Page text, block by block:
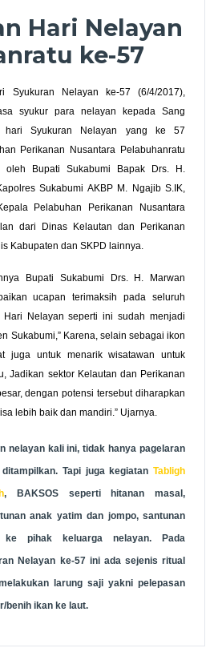
Hari Nelayan
ke-57
Syukuran Nelayan ke-57 (6/4/2017),
syukur para nelayan kepada Sang
hari Syukuran Nelayan yang ke 57
Perikanan Nusantara Pelabuhanratu
oleh Bupati Sukabumi Bapak Drs. H.
Sukabumi AKBP M. Ngajib S.IK,
Pelabuhan Perikanan Nusantara
dari Dinas Kelautan dan Perikanan
Kabupaten dan SKPD lainnya.
Bupati Sukabumi Drs. H. Marwan
ucapan terimaksih pada seluruh
Hari Nelayan seperti ini sudah menjadi
Sukabumi,” Karena, selain sebagai ikon
juga untuk menarik wisatawan untuk
Jadikan sektor Kelautan dan Perikanan
dengan potensi tersebut diharapkan
lebih baik dan mandiri.” Ujarnya.
nelayan kali ini, tidak hanya pagelaran
Tapi juga kegiatan Tabligh
, BAKSOS seperti hitanan masal,
anak yatim dan jompo, santunan
ke pihak keluarga nelayan. Pada
Nelayan ke-57 ini ada sejenis ritual
larung saji yakni pelepasan
benih ikan ke laut.